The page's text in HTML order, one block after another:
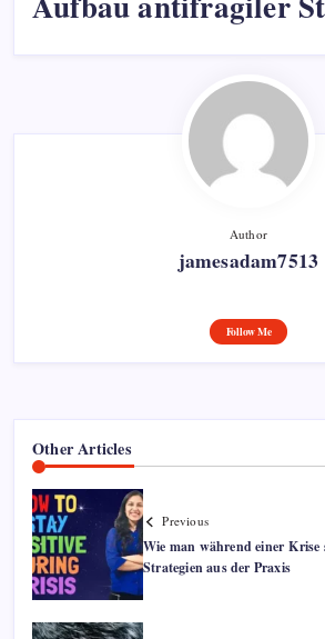
Author
jamesadam7513
Follow Me
Other Articles
Previous
Wie man während einer
Strategien aus der Praxis